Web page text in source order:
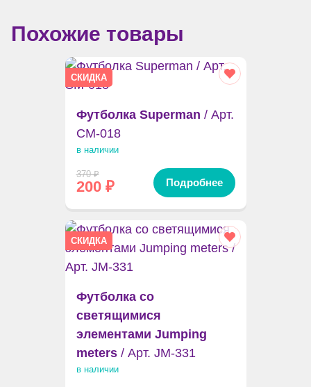
Похожие товары
СКИДКА
Футболка Superman / Арт.
CM-018
в наличии
370₽
200₽ Подробнее
СКИДКА
Футболка со
светящимися
элементами Jumping
meters/ Арт. JM-331
в наличии